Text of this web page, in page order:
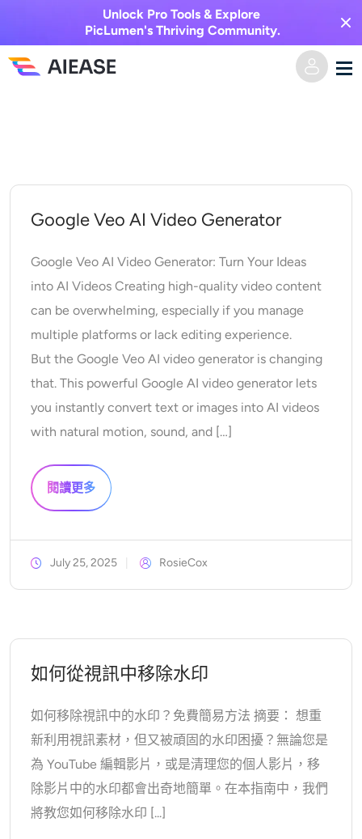
Unlock Pro Tools & Explore
PicLumen's Thriving Community.
視頻效果
AI親吻生成器
AI擁抱生成器
AI舞蹈生成器
支援的人工智慧模型
Seedance 2.0
Sora 2.0
Wan 2.5
以圖生圖
文字轉圖片
人工智慧工具
相片編輯與創作工具
照片增強器
物件移除器
浮水印去除器
AI背景
AI重新著色
AI 風格圖片生成器
定價
內
Google Veo AI Video Generator
Google Veo AI Video Generator: Turn Your Ideas
into AI Videos Creating high-quality video content
can be overwhelming, especially if you manage
multiple platforms or lack editing experience.
But the Google Veo AI video generator is changing
that. This powerful Google AI video generator lets
you instantly convert text or images into AI videos
with natural motion, sound, and […]
閱讀更多
July 25, 2025 RosieCox
如何從視訊中移除水印
如何移除視訊中的水印？免費簡易方法 摘要： 想重
新利用視訊素材，但又被頑固的水印困擾？無論您是
為 YouTube 編輯影片，或是清理您的個人影片，移
除影片中的水印都會出奇地簡單。在本指南中，我們
將教您如何移除水印 [...]